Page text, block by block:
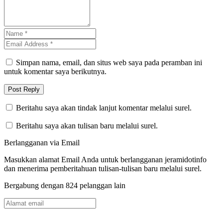
Simpan nama, email, dan situs web saya pada peramban ini
untuk komentar saya berikutnya.
Beritahu saya akan tindak lanjut komentar melalui surel.
Beritahu saya akan tulisan baru melalui surel.
Berlangganan via Email
Masukkan alamat Email Anda untuk berlangganan jeramidotinfo
dan menerima pemberitahuan tulisan-tulisan baru melalui surel.
Bergabung dengan 824 pelanggan lain
Alamat
email